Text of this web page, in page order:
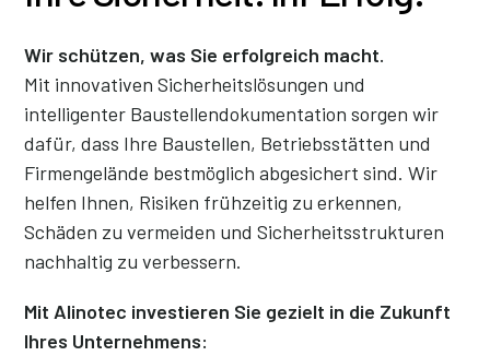
Wir schützen, was Sie erfolgreich macht.
Mit innovativen Sicherheitslösungen und
intelligenter Baustellendokumentation sorgen wir
dafür, dass Ihre Baustellen, Betriebsstätten und
Firmengelände bestmöglich abgesichert sind. Wir
helfen Ihnen, Risiken frühzeitig zu erkennen,
Schäden zu vermeiden und Sicherheitsstrukturen
nachhaltig zu verbessern.
Mit Alinotec investieren Sie gezielt in die Zukunft
Ihres Unternehmens: